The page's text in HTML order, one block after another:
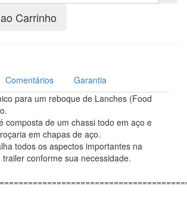
Carrinho
Comentários
Garantia
para um reboque de Lanches (Food
composta de um chassi todo em aço e
em chapas de aço.
todos os aspectos importantes na
conforme sua necessidade.